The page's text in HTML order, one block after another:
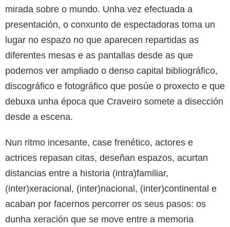
mirada sobre o mundo. Unha vez efectuada a
presentación, o conxunto de espectadoras toma un
lugar no espazo no que aparecen repartidas as
diferentes mesas e as pantallas desde as que
podemos ver ampliado o denso capital bibliográfico,
discográfico e fotográfico que posúe o proxecto e que
debuxa unha época que Craveiro somete a disección
desde a escena.
Nun ritmo incesante, case frenético, actores e
actrices repasan citas, deseñan espazos, acurtan
distancias entre a historia (intra)familiar,
(inter)xeracional, (inter)nacional, (inter)continental e
acaban por facernos percorrer os seus pasos: os
dunha xeración que se move entre a memoria